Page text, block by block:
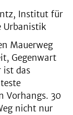
Institut für
Urbanistik
Mauerweg
Gegenwart
ist das
Vorhangs. 30
nicht nur